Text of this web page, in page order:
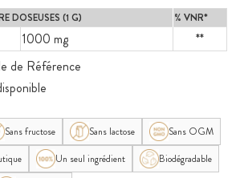
DOSEUSES (1 G) % VNR*
1000 mg
**
de Référence
Sans fructose Sans lactose
Sans OGM
Un seul ingrédient
Biodégradable